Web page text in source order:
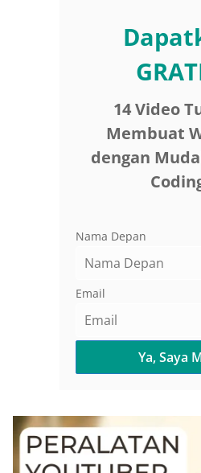
14 Video
Membuat
dengan
Nama Depan
Email